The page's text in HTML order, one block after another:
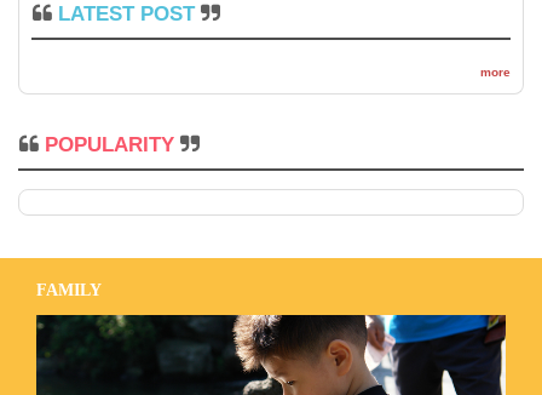
LATEST POST
more
POPULARITY
FAMILY